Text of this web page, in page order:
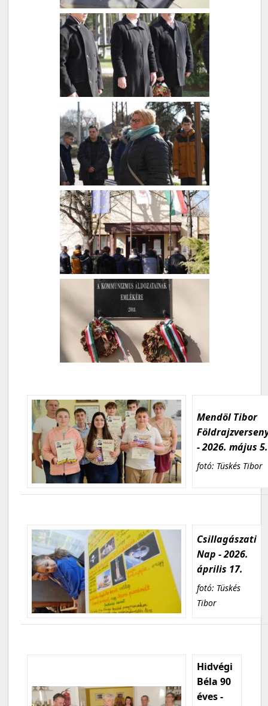
Mendöl Tibor
- 2026. május 5.
fotó: Tüskés Tibor
Csillagászati
Nap - 2026.
április 17.
fotó: Tüskés
Tibor
Hidvégi
Béla 90
éves -